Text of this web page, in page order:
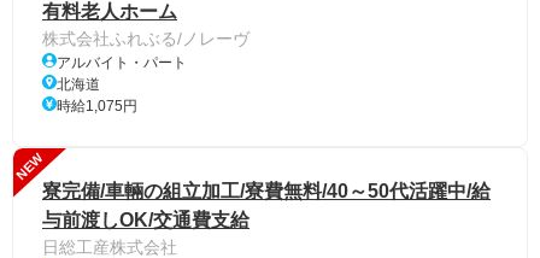
有料老人ホーム
株式会社ふれぶる/ノレーヴ
アルバイト・パート
北海道
時給1,075円
NEW
寮完備/車輛の組立加工/寮費無料/40～50代活躍中/給
与前渡しOK/交通費支給
日総工産株式会社